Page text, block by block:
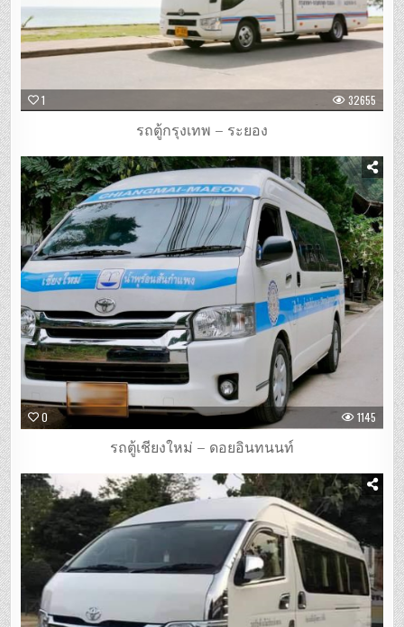
1 32655
รถตู้กรุงเทพ – ระยอง
0 1145
รถตู้เชียงใหม่ – ดอยอินทนนท์